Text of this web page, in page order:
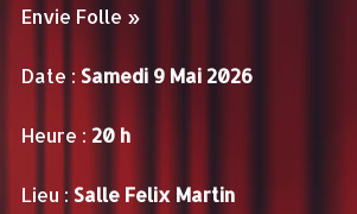
Envie Folle »
Date : Samedi 9 Mai 2026
Heure : 20 h
Lieu : Salle Felix Martin